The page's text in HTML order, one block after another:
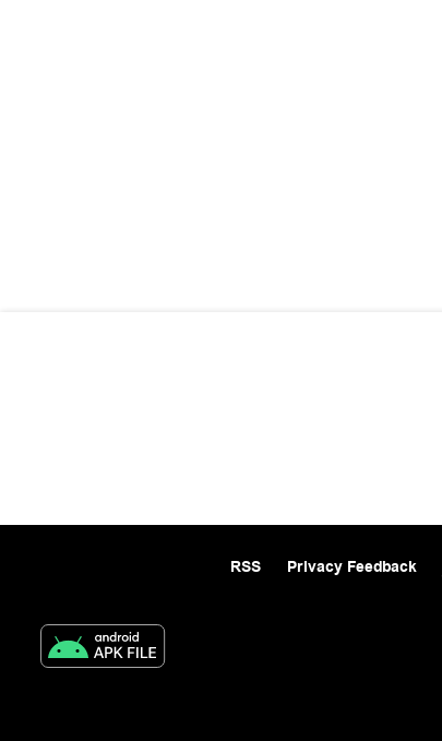
Privacy Feedback
RSS